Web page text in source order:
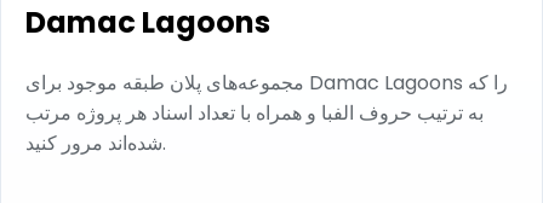
Damac Lagoons
مجموعه‌های پلان طبقه موجود برای Damac Lagoons را که
به ترتیب حروف الفبا و همراه با تعداد اسناد هر پروژه مرتب
شده‌اند مرور کنید.